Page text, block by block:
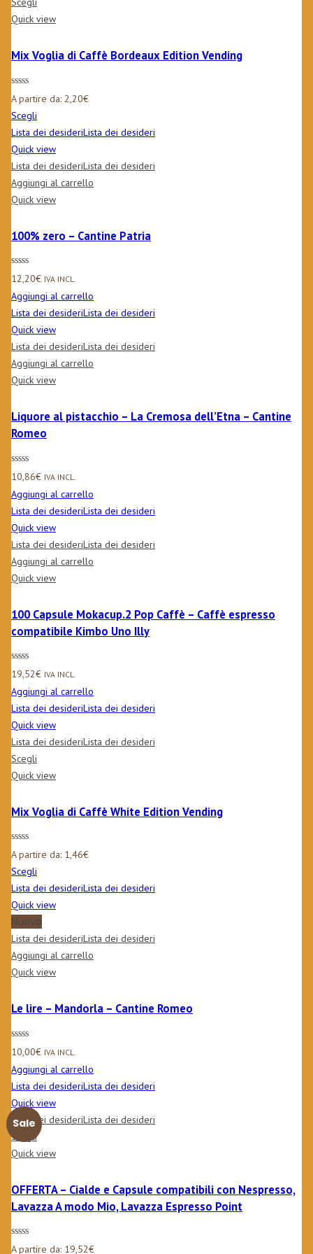
Quick view
Mix Voglia di Caffè Bordeaux Edition Vending
A partire da: 2,20€
Scegli
Lista dei desideriLista dei desideri
Quick view
Lista dei desideriLista dei desideri
Aggiungi al carrello
Quick view
100% zero – Cantine Patria
12,20€ IVA INCL.
Aggiungi al carrello
Lista dei desideriLista dei desideri
Quick view
Lista dei desideriLista dei desideri
Aggiungi al carrello
Quick view
Liquore al pistacchio – La Cremosa dell’Etna – Cantine
Romeo
10,86€ IVA INCL.
Aggiungi al carrello
Lista dei desideriLista dei desideri
Quick view
Lista dei desideriLista dei desideri
Aggiungi al carrello
Quick view
100 Capsule Mokacup.2 Pop Caffè – Caffè espresso
compatibile Kimbo Uno Illy
19,52€ IVA INCL.
Aggiungi al carrello
Lista dei desideriLista dei desideri
Quick view
Lista dei desideriLista dei desideri
Scegli
Quick view
Mix Voglia di Caffè White Edition Vending
A partire da: 1,46€
Scegli
Lista dei desideriLista dei desideri
Quick view
Nuovo
Lista dei desideriLista dei desideri
Aggiungi al carrello
Quick view
Le lire – Mandorla – Cantine Romeo
10,00€ IVA INCL.
Aggiungi al carrello
Lista dei desideriLista dei desideri
Quick view
Sale
Lista dei desideriLista dei desideri
Scegli
Quick view
OFFERTA – Cialde e Capsule compatibili con Nespresso,
Lavazza A modo Mio, Lavazza Espresso Point
A partire da: 19,52€